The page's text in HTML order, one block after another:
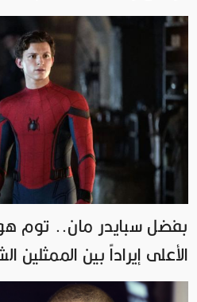
بفضل سبايدر مان.. توم
الأعلى إيراداً بين الممثلين